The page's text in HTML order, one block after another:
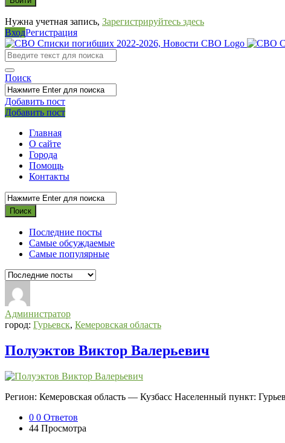
Нужна учетная запись, Зарегистрируйтесь здесь
ВходРегистрация
СВО
Списки
погибших
2022-
2026,
Новости
СВО
Поиск
Добавить пост
Мобильное
меню
Выйти
Добавить пост
Главная
О сайте
Города
Помощь
Контакты
Последние посты
Самые обсуждаемые
Самые популярные
Администратор
город: Гурьевск, Кемеровская область
Полуэктов Виктор Валерьевич
Регион: Кемеровская область — Кузбасс Населенный пункт:
0 0 Ответов
44 Просмотра